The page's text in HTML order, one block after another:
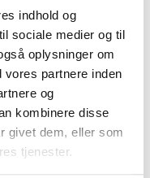
indhold og
sociale medier og til
oplysninger om
partnere inden
og
kombinere disse
givet dem, eller som
tjenester.
overførsel til